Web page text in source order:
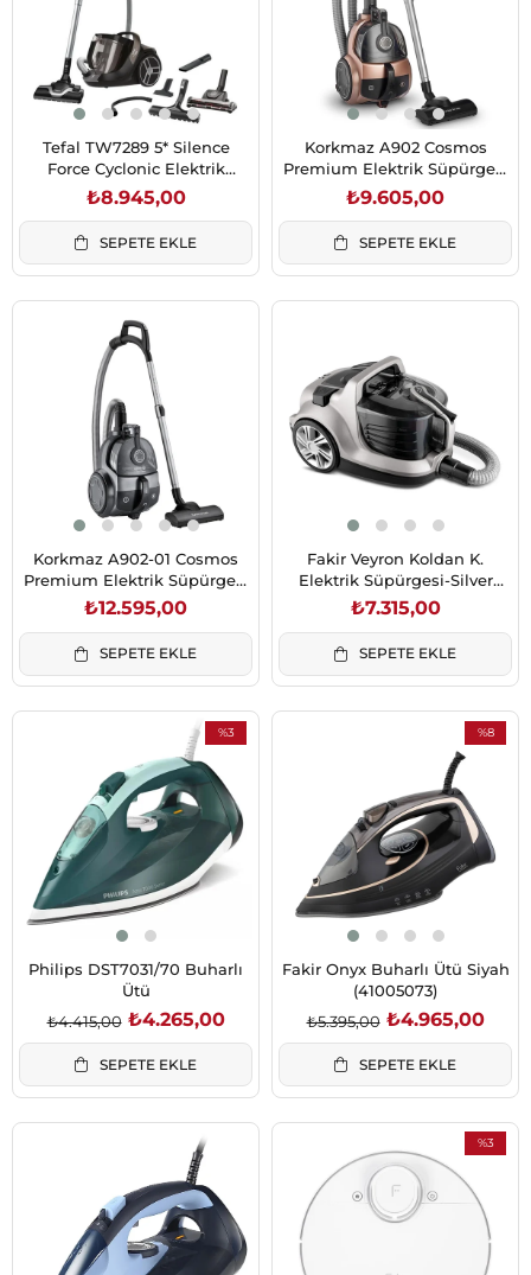
Tefal TW7289 5* Silence
Force Cyclonic Elektrik
Süpürgesi (2211400975)
₺8.945,00
SEPETE EKLE
Korkmaz A902 Cosmos
Premium Elektrik Süpürgesi
Rosegold/Siyah
₺9.605,00
SEPETE EKLE
Korkmaz A902-01 Cosmos
Premium Elektrik Süpürgesi
Antrasit/Siyah
₺12.595,00
SEPETE EKLE
Fakir Veyron Koldan K.
Elektrik Süpürgesi-Silver
(41005028)
₺7.315,00
SEPETE EKLE
%3
%3İndirim
Philips DST7031/70 Buharlı
Ütü
₺4.265,00
₺4.415,00
SEPETE EKLE
%8
İndirim
Fakir Onyx Buharlı Ütü Siyah
(41005073)
₺4.965,00
₺5.395,00
SEPETE EKLE
%3
%3İndirim